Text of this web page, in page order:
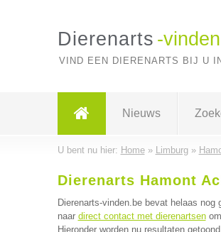
Dierenarts -
VIND EEN DIERENARTS BIJ U
Nieuws
U bent nu hier: Home» Limburg»
Dierenarts Hamont
Dierenarts-vinden.be bevat helaas nog
naar direct contact met dierenartsenom
Hieronder worden nu resultaten